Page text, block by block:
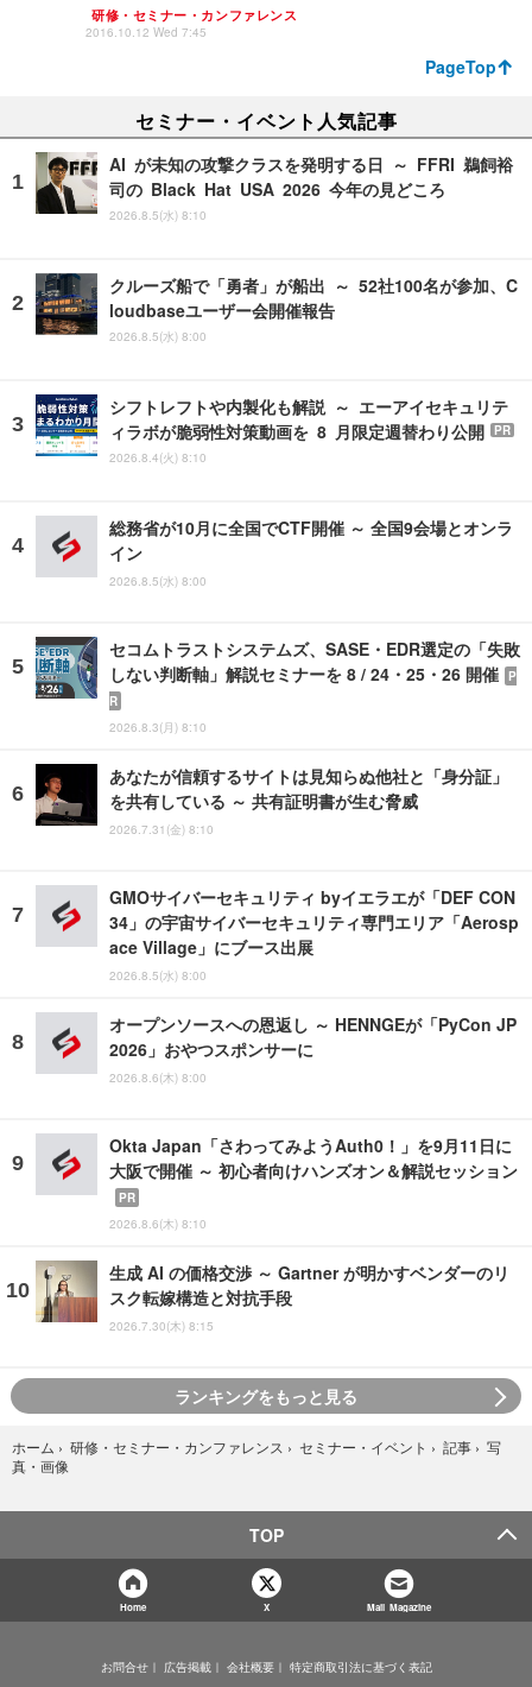
研修・セミナー・カンファレンス
2016.10.12 Wed 7:45
PageTop
セミナー・イベント人気記事
AI が未知の攻撃クラスを発明する日 ～ FFRI 鵜飼裕
司の Black Hat USA 2026 今年の見どころ
2026.8.5(水) 8:10
クルーズ船で「勇者」が船出 ～ 52社100名が参加、C
loudbaseユーザー会開催報告
2026.8.5(水) 8:00
シフトレフトや内製化も解説 ～ エーアイセキュリテ
ィラボが脆弱性対策動画を 8 月限定週替わり公開
PR
2026.8.4(火) 8:10
総務省が10月に全国でCTF開催 ～ 全国9会場とオンラ
イン
2026.8.5(水) 8:00
セコムトラストシステムズ、SASE・EDR選定の「失敗
しない判断軸」解説セミナーを 8 / 24・25・26 開催 P
R
2026.8.3(月) 8:10
あなたが信頼するサイトは見知らぬ他社と「身分証」
を共有している ～ 共有証明書が生む脅威
2026.7.31(金) 8:10
GMOサイバーセキュリティ byイエラエが「DEF CON
34」の宇宙サイバーセキュリティ専門エリア「Aerosp
ace Village」にブース出展
2026.8.5(水) 8:00
オープンソースへの恩返し ～ HENNGEが「PyCon JP
2026」おやつスポンサーに
2026.8.6(木) 8:00
Okta Japan「さわってみようAuth0！」を9月11日に
大阪で開催 ～ 初心者向けハンズオン＆解説セッション
PR
2026.8.6(木) 8:10
生成 AI の価格交渉 ～ Gartner が明かすベンダーのリ
スク転嫁構造と対抗手段
2026.7.30(木) 8:15
ランキングをもっと見る
ホーム › 研修・セミナー・カンファレンス › セミナー・イベント › 記事 › 写
真・画像
TOP
Home X Mail Magazine
お問合せ 広告掲載 会社概要
特定商取引法に基づく表記